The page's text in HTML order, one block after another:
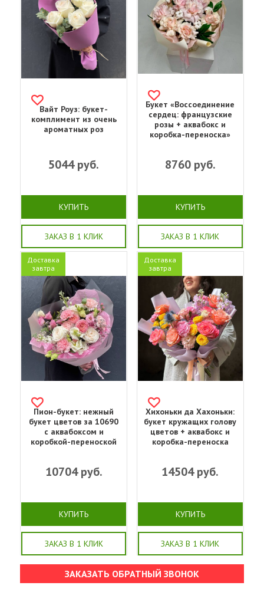
Вайт Роуз: букет-
комплимент из очень
ароматных роз
5044руб.
КУПИТЬ
ЗАКАЗ В 1 КЛИК
Букет «Воссоединение
сердец: французские
розы + аквабокс и
коробка-переноска»
8760руб.
КУПИТЬ
ЗАКАЗ В 1 КЛИК
Доставка
завтра
Пион-букет: нежный
букет цветов за 10690
с аквабоксом и
коробкой-переноской
10704руб.
КУПИТЬ
ЗАКАЗ В 1 КЛИК
Доставка
завтра
Хихоньки да Хахоньки:
букет кружащих голову
цветов + аквабокс и
коробка-переноска
14504руб.
КУПИТЬ
ЗАКАЗ В 1 КЛИК
ЗАКАЗАТЬ ОБРАТНЫЙ ЗВОНОК